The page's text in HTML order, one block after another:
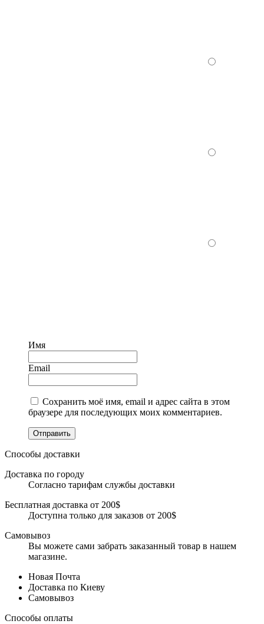
Имя
Email
Сохранить моё имя, email и адрес сайта в этом
браузере для последующих моих комментариев.
Отправить
Способы доставки
Доставка по городу
Согласно тарифам службы доставки
Бесплатная доставка от 200$
Доступна только для заказов от 200$
Самовывоз
Вы можете сами забрать заказанный товар в нашем
магазине.
Новая Почта
Доставка по Киеву
Самовывоз
Способы оплаты